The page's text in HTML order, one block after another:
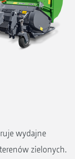
wydajne
zielonych.